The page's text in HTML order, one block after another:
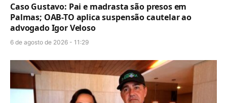
Caso Gustavo: Pai e madrasta são presos em
Palmas; OAB-TO aplica suspensão cautelar ao
advogado Igor Veloso
6 de agosto de 2026 - 11:29